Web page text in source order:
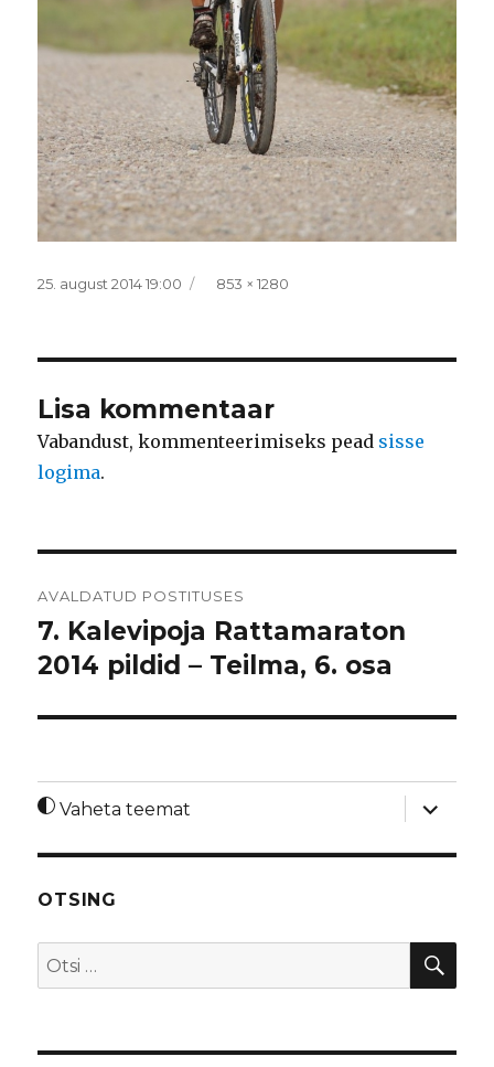
Postitatud
25. august 2014 19:00 Täissuurus
853 × 1280
Lisa kommentaar
Vabandust, kommenteerimiseks pead sisse
logima.
AVALDATUD POSTITUSES
7. Kalevipoja Rattamaraton
2014 pildid – Teilma, 6. osa
Vaheta teemat
laienda
OTSING
Otsi: